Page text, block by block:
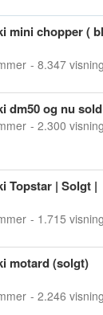
mini chopper (
- 8.347
dm50 og nu sold
- 2.300
Topstar | Solgt |
- 1.715
motard (solgt)
- 2.246